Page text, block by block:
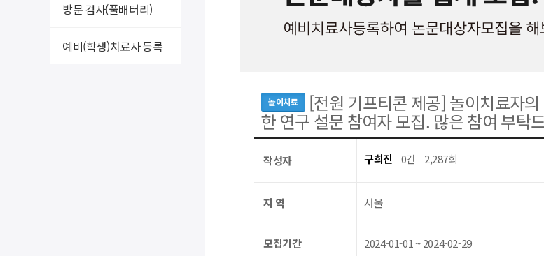
방문 검사(풀배터리)
예비(학생)치료사 등록
놀이치료 [전원 기프티콘 제공] 놀이치료자
한 연구 설문 참여자 모집. 많은 참여 부탁
작성자 구희진 0건 2,287회
지 역 서울
모집기간 2024-01-01 ~ 2024-02-29